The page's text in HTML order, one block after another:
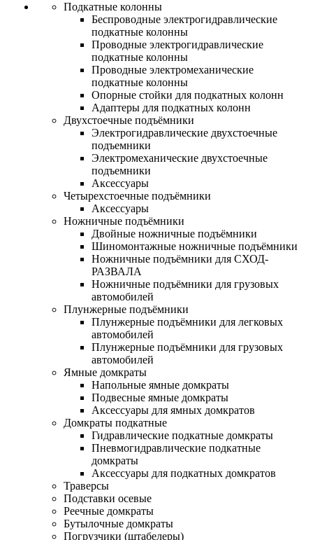
Подкатные колонны
Беспроводные электрогидравлические
подкатные колонны
Проводные электрогидравлические
подкатные колонны
Проводные электромеханические
подкатные колонны
Опорные стойки для подкатных колонн
Адаптеры для подкатных колонн
Двухстоечные подъёмники
Электрогидравлические двухстоечные
подъемники
Электромеханические двухстоечные
подъемники
Аксессуары
Четырехстоечные подъёмники
Аксессуары
Ножничные подъёмники
Двойные ножничные подъёмники
Шиномонтажные ножничные подъёмники
Ножничные подъёмники для СХОД-
РАЗВАЛА
Ножничные подъёмники для грузовых
автомобилей
Плунжерные подъёмники
Плунжерные подъёмники для легковых
автомобилей
Плунжерные подъёмники для грузовых
автомобилей
Ямные домкраты
Напольные ямные домкраты
Подвесные ямные домкраты
Аксессуары для ямных домкратов
Домкраты подкатные
Гидравлические подкатные домкраты
Пневмогидравлические подкатные
домкраты
Аксессуары для подкатных домкратов
Траверсы
Подставки осевые
Реечные домкраты
Бутылочные домкраты
Погрузчики (штабелеры)